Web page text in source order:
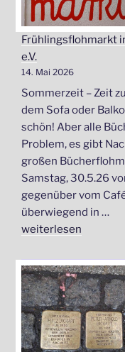
Frühlingsflohmarkt
e.V.
14. Mai 2026
Sommerzeit – Zeit
dem Sofa oder
schön! Aber alle
Problem, es gibt
großen
Samstag, 30.5.26
gegenüber vom
überwiegend in …
„Frühlingsflohmarkt
der
KinderBibliothek
im
Viertel
e.V.“
weiterlesen